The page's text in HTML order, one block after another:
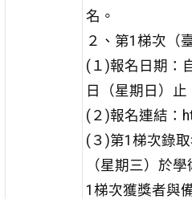
名。
２、第1梯次（
(１)報名日期：
日（星期日）止
(２)報名連結：
(３)第1梯次錄
（星期三）於
1梯次獲獎者與